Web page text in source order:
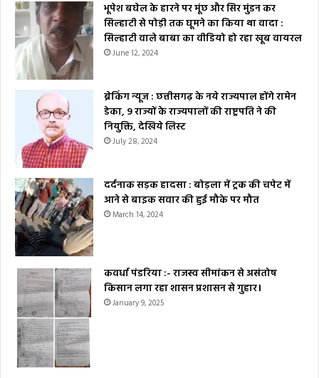
भूपेश बघेल के हारने पर मूंछ और सिर मुंडन कर
सिल्हाटी से पोड़ी तक घूमने का किया था वादा :
सिल्हाटी वाले बाबा का वीडियो हो रहा खूब वायरल
June 12, 2024
ब्रेकिंग न्यूज : छत्तीसगढ़ के नये राज्यपाल होंगे रामेन
डेका, 9 राज्यों के राज्यपालों की राष्ट्रपति ने की
नियुक्ति, देखिये लिस्ट
July 28, 2024
दर्दनाक सड़क हादसा : बोड़ला में ट्रक की चपेट में
आने से बाइक सवार की हुई मौके पर मौत
March 14, 2024
कवर्धा पंडरिया :- राजस्व सीमांकन से असंतोष
किसान लगा रहा शासन प्रशासन से गुहार।
January 9, 2025